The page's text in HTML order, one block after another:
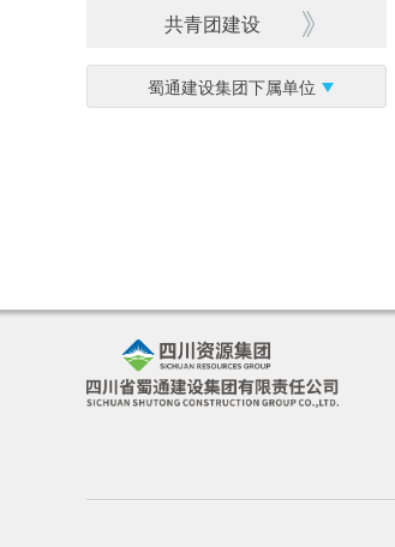
共青团建设
蜀通建设集团下属单位